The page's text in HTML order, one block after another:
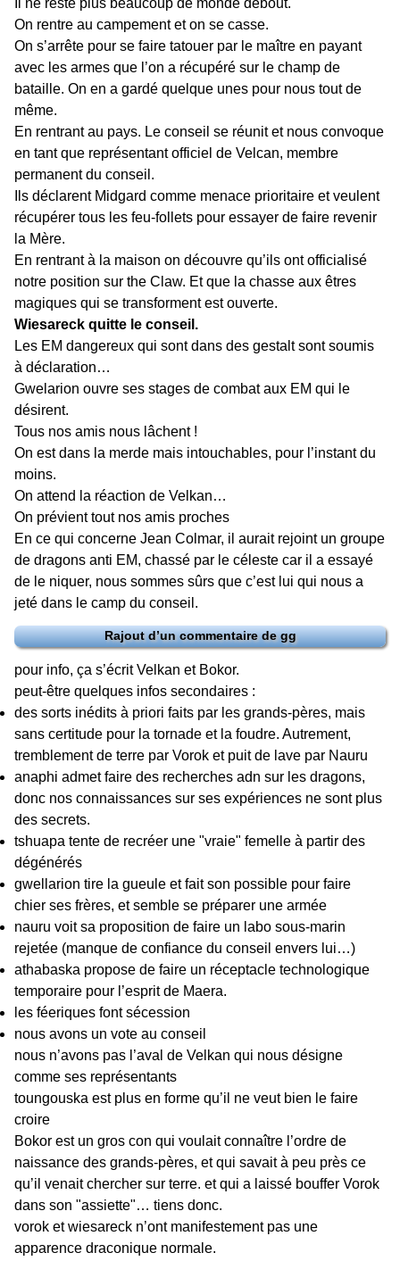
On rentre au campement et on se casse.
On s’arrête pour se faire tatouer par le maître en payant
avec les armes que l’on a récupéré sur le champ de
bataille. On en a gardé quelque unes pour nous tout de
même.
En rentrant au pays. Le conseil se réunit et nous convoque
en tant que représentant officiel de Velcan, membre
permanent du conseil.
Ils déclarent Midgard comme menace prioritaire et veulent
récupérer tous les feu-follets pour essayer de faire revenir
la Mère.
En rentrant à la maison on découvre qu’ils ont officialisé
notre position sur the Claw. Et que la chasse aux êtres
magiques qui se transforment est ouverte.
Wiesareck quitte le conseil.
Les EM dangereux qui sont dans des gestalt sont soumis
à déclaration…
Gwelarion ouvre ses stages de combat aux EM qui le
désirent.
Tous nos amis nous lâchent !
On est dans la merde mais intouchables, pour l’instant du
moins.
On attend la réaction de Velkan…
On prévient tout nos amis proches
En ce qui concerne Jean Colmar, il aurait rejoint un groupe
de dragons anti EM, chassé par le céleste car il a essayé
de le niquer, nous sommes sûrs que c’est lui qui nous a
jeté dans le camp du conseil.
Rajout d’un commentaire de gg
pour info, ça s’écrit Velkan et Bokor.
peut-être quelques infos secondaires :
des sorts inédits à priori faits par les grands-pères, mais
sans certitude pour la tornade et la foudre. Autrement,
tremblement de terre par Vorok et puit de lave par Nauru
anaphi admet faire des recherches adn sur les dragons,
donc nos connaissances sur ses expériences ne sont plus
des secrets.
tshuapa tente de recréer une "vraie" femelle à partir des
dégénérés
gwellarion tire la gueule et fait son possible pour faire
chier ses frères, et semble se préparer une armée
nauru voit sa proposition de faire un labo sous-marin
rejetée (manque de confiance du conseil envers lui…)
athabaska propose de faire un réceptacle technologique
temporaire pour l’esprit de Maera.
les féeriques font sécession
nous avons un vote au conseil
nous n’avons pas l’aval de Velkan qui nous désigne
comme ses représentants
toungouska est plus en forme qu’il ne veut bien le faire
croire
Bokor est un gros con qui voulait connaître l’ordre de
naissance des grands-pères, et qui savait à peu près ce
qu’il venait chercher sur terre. et qui a laissé bouffer Vorok
dans son "assiette"… tiens donc.
vorok et wiesareck n’ont manifestement pas une
apparence draconique normale.